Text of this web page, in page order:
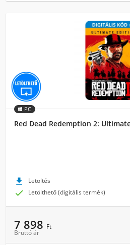
PC
Red Dead Redemption 2:
 Letöltés
 Letölthető (digitális termék)
7 898 Ft
Bruttó ár